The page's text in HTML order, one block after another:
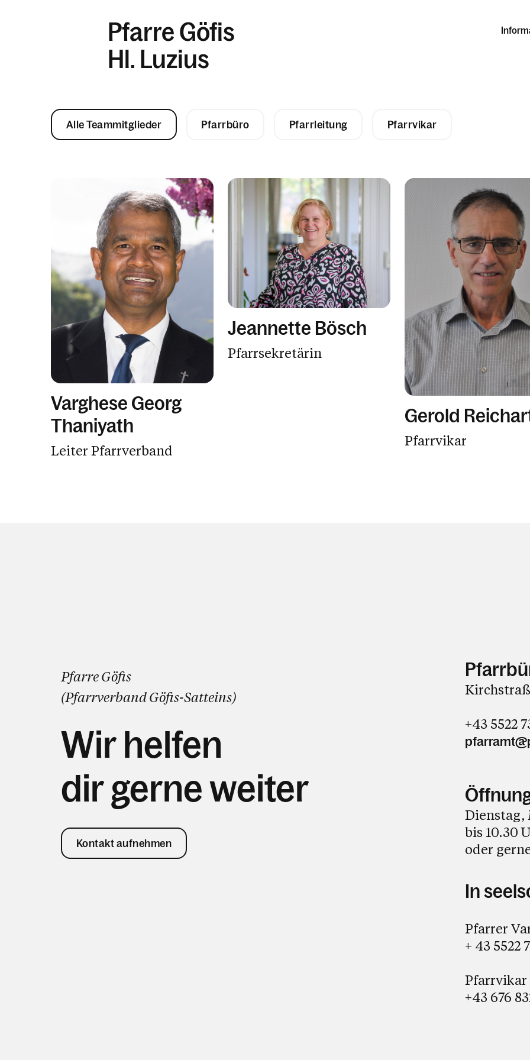
Pfarre Göfis
Hl. Luzius
Alle Teammitglieder Pfarrbüro Pfarrleitung Pfarrvikar
Varghese Georg
Thaniyath
Leiter Pfarrverband
Jeannette Bösch
Pfarrsekretärin
Gerold
Pfarrvikar
Pfarre Göfis
(PfarrverbandGöfis-Satteins)
Wir helfen
dir gerne weiter
Kontakt aufnehmen
+43 5522
Dienstag,
bis 10.30
oder
In
Pfarrer
+ 43 5522
Pfarrvikar
+43 676